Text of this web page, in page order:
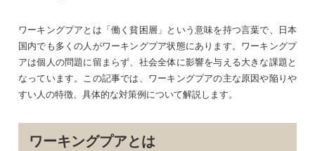
ワーキングプアとは「働く貧困層」という意味を持つ言葉で、日本
国内でも多くの人がワーキングプア状態にあります。ワーキングプ
アは個人の問題に留まらず、社会全体に影響を与える大きな課題と
なっています。この記事では、ワーキングプアの主な原因や陥りや
すい人の特徴、具体的な対策例について解説します。
ワーキングプアとは